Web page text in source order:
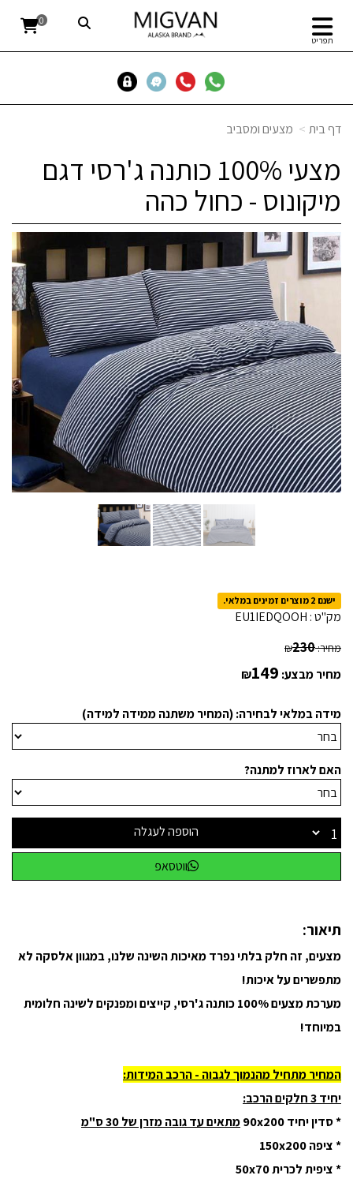
תפריט
0
דף בית מצעים ומסביב
מצעי 100% כותנה ג'רסי דגם
מיקונוס - כחול כהה
ישנם 2 מוצרים זמינים במלאי.
מק"ט : EU1IEDQOOH
מחיר: ₪230
מחיר מבצע: ₪149
מידה במלאי לבחירה: (המחיר משתנה ממידה למידה)
האם לארוז למתנה?
הוספה לעגלה
ווטסאפ
תיאור:
מצעים, זה חלק בלתי נפרד מאיכות השינה שלנו, במגוון אלסקה לא
מתפשרים על איכות!
מערכת מצעים 100% כותנה ג'רסי, קייצים ומפנקים לשינה חלומית
במיוחד!
המחיר מתחיל מהנמוך לגבוה - הרכב המידות:
יחיד 3 חלקים הרכב:
* סדין יחיד 90x200
מתאים עד גובה מזרן של 30 ס"מ
* ציפה 150x200
* ציפית לכרית 50x70